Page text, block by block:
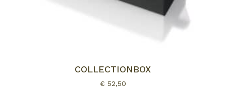
COLLECTIONBOX
€ 52,50